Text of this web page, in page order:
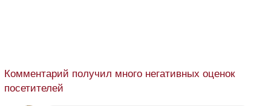
Комментарий получил много негативных оценок
посетителей